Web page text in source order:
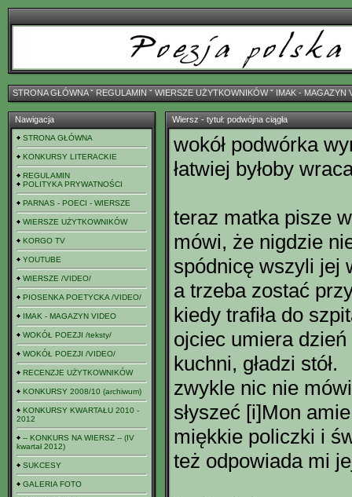
STRONA GŁÓWNAˇ REGULAMIN ˇ WIERSZE UŻYTKOWNIKÓWˇ IMAK - MAGAZYN
Nawigacja
STRONA GŁÓWNA
KONKURSY LITERACKIE
REGULAMIN
POLITYKA PRYWATNOŚCI
PARNAS - POECI - WIERSZE
WIERSZE UŻYTKOWNIKÓW
KORGO TV
YOUTUBE
WIERSZE /VIDEO/
PIOSENKA POETYCKA /VIDEO/
IMAK - MAGAZYN VIDEO
WOKÓŁ POEZJI /teksty/
WOKÓŁ POEZJI /VIDEO/
RECENZJE UŻYTKOWNIKÓW
KONKURSY 2008/10 (archiwum)
KONKURSY KWARTAŁU 2010 -
2012
-- KONKURS NA WIERSZ -- (IV
kwartał 2012)
SUKCESY
GALERIA FOTO
Wiersz - tytuł: podwójna ciągła
wokół podwórka
łatwiej byłoby
teraz matka pisze
mówi, że nigdzie
spódnicę wszyli jej
a trzeba zostać
kiedy trafiła do
ojciec umiera
kuchni, gładzi stół.
zwykle nic nie
słyszeć [i]Mon
miękkie policzki i
też odpowiada mi